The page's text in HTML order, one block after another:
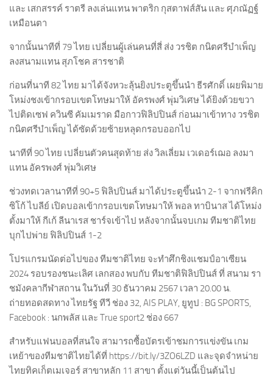
และ เสกสรรค์ ราตรี ลงเล่นแทน พาตริก กุสตาฟส์สัน และ ศุภณัฏฐ์
เหมือนตา
จากนั้นนาทีที่ 79 ไทย เปลี่ยนผู้เล่นคนที่สี่ ส่ง วรชิต กนิตศรีบำเพ็ญ
ลงสนามแทน สุภโชค สารชาติ
ก่อนที่นาที 82 ไทย มาได้จังหวะลุ้นยิงประตูขึ้นนำ ธีรศักดิ์ เผยพิมาย
โหม่งชงเข้ากรอบเขตโทษมาให้ อัครพงศ์ พุ่มวิเศษ ได้ยิงด้วยขวา
ไปติดเซฟ ควินซี คัมเมราด มือกาวฟิลิปปินส์ ก่อนมาเข้าทาง วรชิต
กนิตศรีบำเพ็ญ ได้ซัดด้วยซ้ายหลุดกรอบออกไป
นาทีที่ 90 ไทย เปลี่ยนตัวคนสุดท้าย ส่ง วิลเลี่ยม เวเดอร์เฌอ ลงมา
แทน อัครพงศ์ พุ่มวิเศษ
ช่วงทดเวลานาทีที่ 90+5 ฟิลิปปินส์ มาได้ประตูขึ้นนำ 2-1 จากฟรีคิก
ซิโก้ ไบลีย์ เปิดบอลเข้ากรอบเขตโทษมาให้ พอล ทาบินาส ได้โหม่ง
ตั้งมาให้ กีเก้ ลีนาเรส ชาร์จเข้าไป หลังจากนั้นจบเกม ทีมชาติไทย
บุกไปพ่าย ฟิลิปปินส์ 1-2
โปรแกรมนัดต่อไปของ ทีมชาติไทย จะทำศึกชิงแชมป์อาเซียน
2024 รอบรองชนะเลิศ เลกสอง พบกับ ทีมชาติฟิลิปปินส์ ที่ สนาม รา
ชมังคลากีฬาสถาน ในวันที่ 30 ธันวาคม 2567 เวลา 20.00 น.
ถ่ายทอดสดทาง ไทยรัฐ ทีวี ช่อง 32, AIS PLAY, ยูทูป : BG SPORTS,
Facebook : นกพลัส และ True sport2 ช่อง 667
สำหรับแฟนบอลที่สนใจ สามารถซื้อบัตรเข้าชมการแข่งขัน เกม
เหย้าของทีมชาติไทยได้ที่ https://bit.ly/3ZO6LZD และจุดจำหน่าย
ไทยทิคเก็ตเมเจอร์ สาขาหลัก 11 สาขา ตั้งแต่วันนี้เป็นต้นไป